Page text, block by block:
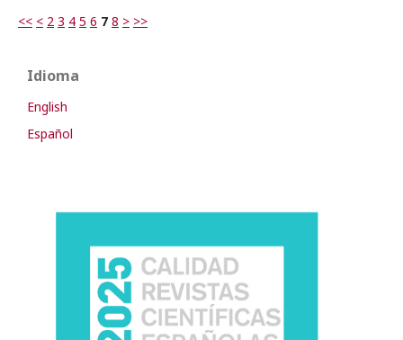
<< < 2 3 4 5 6 7 8 > >>
Idioma
English
Español